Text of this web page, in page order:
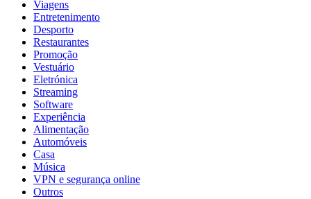
Viagens
Entretenimento
Desporto
Restaurantes
Promoção
Vestuário
Eletrónica
Streaming
Software
Experiência
Alimentação
Automóveis
Casa
Música
VPN e segurança online
Outros